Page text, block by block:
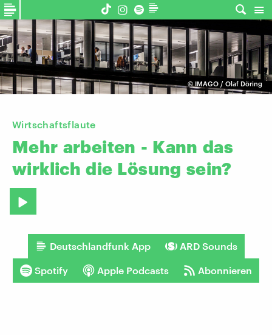
© IMAGO / Olaf Döring
Wirtschaftsflaute
Mehr arbeiten - Kann das
wirklich die Lösung sein?
Deutschlandfunk App ARD Sounds
Spotify Apple Podcasts Abonnieren